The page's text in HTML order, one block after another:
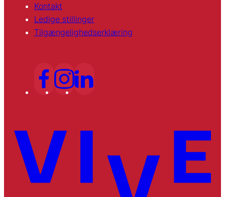
Kontakt
Ledige stillinger
Tilgængelighedserklæring